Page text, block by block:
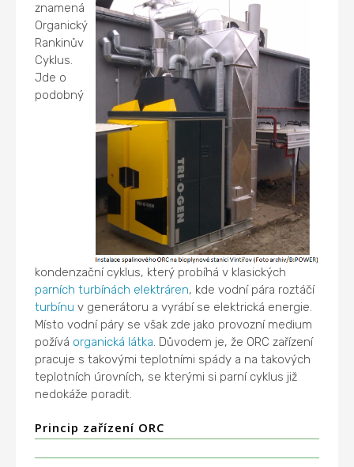
znamená
Organický
Rankinův
Cyklus.
Jde o
podobný
kondenzační cyklus, který probíhá v klasických
parních turbínách elektráren, kde vodní pára roztáčí
turbínu v generátoru a vyrábí se elektrická energie.
Místo vodní páry se však zde jako provozní medium
požívá organická látka. Důvodem je, že ORC zařízení
pracuje s takovými teplotními spády a na takových
teplotních úrovních, se kterými si parní cyklus již
nedokáže poradit.
Princip zařízení ORC